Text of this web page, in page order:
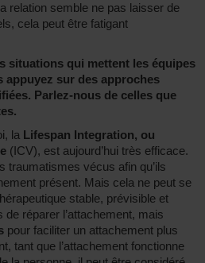
relation semble ne pas laisser de
cela peut être fatigant
situations qui mettent les équipes
appuyez sur des approches
Parlez-nous de celles que
la Lifespan Integration, ou
(ICV), est aujourd’hui très efficace.
traumatismes vécus afin qu’ils
présent. Mais cela ne peut se
stable, prévisible et
de réparer l’attachement, mais
pour faciliter un attachement plus
tant que l’attachement fonctionne